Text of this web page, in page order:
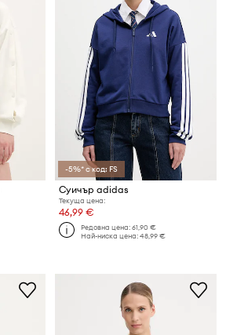
-5%* с код: FS
Суичър adidas
Текуща цена:
46,99 €
Редовна цена:61,90 €
Най-ниска цена:48,99 €